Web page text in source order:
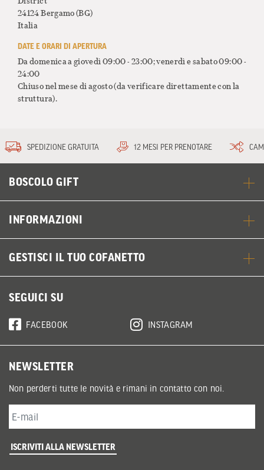
24124 Bergamo(BG)
Italia
DATE E ORARI DI APERTURA
Da domenica a giovedì 09:00 - 23:00; venerdì e sabato 09:00 -
24:00
Chiuso nel mese di agosto (da verificare direttamente con la
struttura).
SPEDIZIONE GRATUITA 12 MESI PER PRENOTARE
BOSCOLO GIFT
INFORMAZIONI
GESTISCI IL TUO COFANETTO
SEGUICI SU
FACEBOOK INSTAGRAM
NEWSLETTER
Non perderti tutte le novità e rimani in contatto con noi.
ISCRIVITI ALLA NEWSLETTER